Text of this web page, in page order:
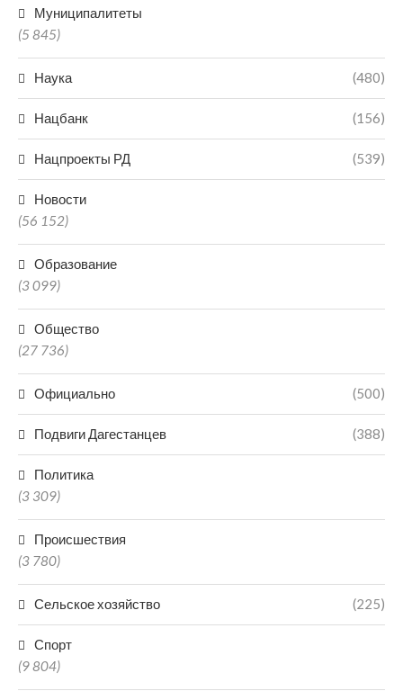
Муниципалитеты
(5 845)
Наука (480)
Нацбанк (156)
Нацпроекты РД (539)
Новости
(56 152)
Образование
(3 099)
Общество
(27 736)
Официально (500)
Подвиги Дагестанцев (388)
Политика
(3 309)
Происшествия
(3 780)
Сельское хозяйство (225)
Спорт
(9 804)